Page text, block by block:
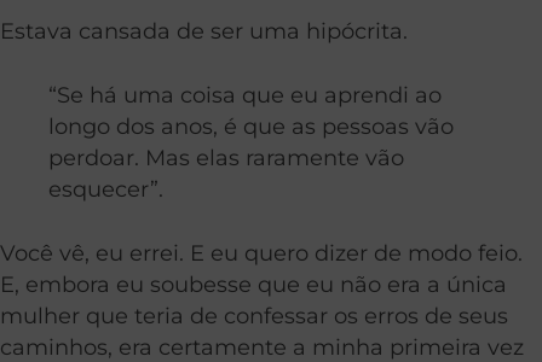
Estava cansada de ser uma hipócrita.
“Se há uma coisa que eu aprendi ao
longo dos anos, é que as pessoas vão
perdoar. Mas elas raramente vão
esquecer”.
Você vê, eu errei. E eu quero dizer de modo feio.
E, embora eu soubesse que eu não era a única
mulher que teria de confessar os erros de seus
caminhos, era certamente a minha primeira vez